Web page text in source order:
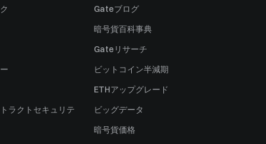
ラクトセキュリテ
Gateブログ
暗号貨百科事典
Gateリサーチ
ビットコイン半減期
ETHアップグレード
ビッグデータ
暗号貨価格